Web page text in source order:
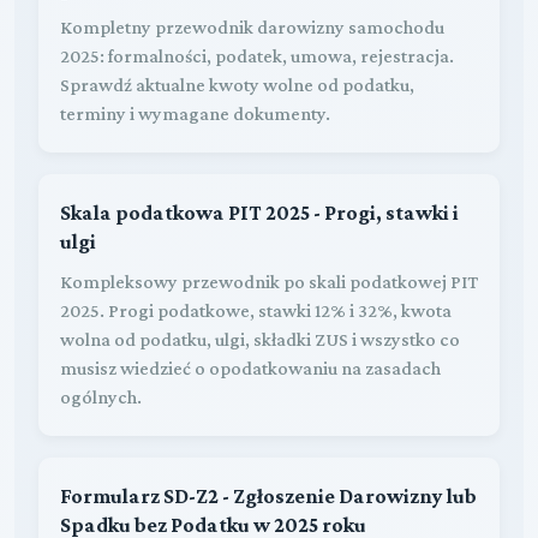
Kompletny przewodnik darowizny samochodu
2025: formalności, podatek, umowa, rejestracja.
Sprawdź aktualne kwoty wolne od podatku,
terminy i wymagane dokumenty.
Skala podatkowa PIT 2025 - Progi, stawki i
ulgi
Kompleksowy przewodnik po skali podatkowej PIT
2025. Progi podatkowe, stawki 12% i 32%, kwota
wolna od podatku, ulgi, składki ZUS i wszystko co
musisz wiedzieć o opodatkowaniu na zasadach
ogólnych.
Formularz SD-Z2 - Zgłoszenie Darowizny lub
Spadku bez Podatku w 2025 roku